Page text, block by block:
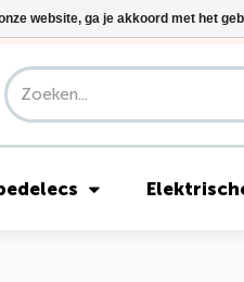
Riese & Müller
website, ga je akkoord met het